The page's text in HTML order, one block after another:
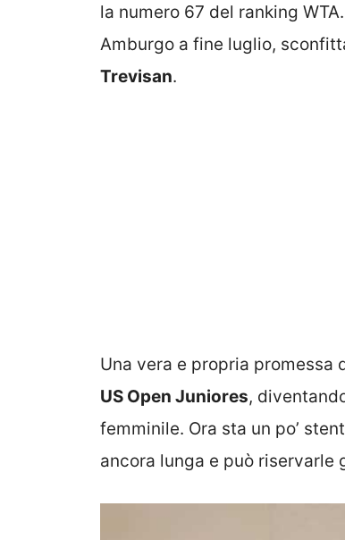
la numero 67 del ranking
Amburgo a fine luglio,
Trevisan.
Una vera e propria promessa
US Open Juniores,
femminile. Ora sta un po’
ancora lunga e può riservarle